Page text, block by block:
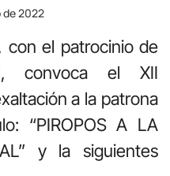
de 2022
con el patrocinio de
convoca el XII
a la patrona
“PIROPOS A LA
y la siguientes